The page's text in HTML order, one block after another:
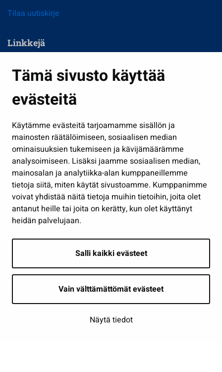
Tämä sivusto käyttää
evästeitä
Käytämme evästeitä tarjoamamme sisällön ja
mainosten räätälöimiseen, sosiaalisen median
ominaisuuksien tukemiseen ja kävijämäärämme
analysoimiseen. Lisäksi jaamme sosiaalisen median,
mainosalan ja analytiikka-alan kumppaneillemme
tietoja siitä, miten käytät sivustoamme. Kumppanimme
voivat yhdistää näitä tietoja muihin tietoihin, joita olet
antanut heille tai joita on kerätty, kun olet käyttänyt
heidän palvelujaan.
Salli kaikki evästeet
Vain välttämättömät evästeet
Näytä tiedot
Tilaa uutiskirje
Linkkejä
Kasvatus ja opetus
Kulttuuri ja liikunta
Työ ja yrittäminen
Osallistu ja asioi
Näytä omat evästeasetukseni
Seuraa meitä
Saavutettavuusseloste | © Seinäjoki 2026